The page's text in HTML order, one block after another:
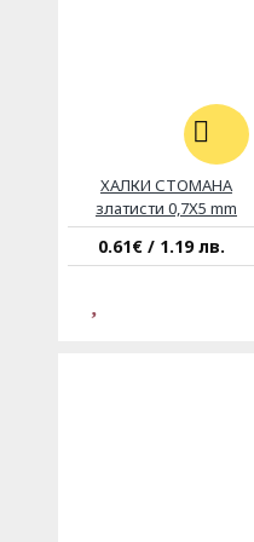
ХАЛКИ СТОМАНА
златисти 0,7Х5 mm
0.61€ / 1.19 лв.